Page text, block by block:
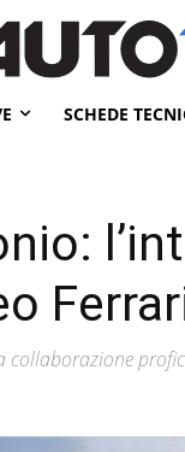
SCHEDE
collaborazione